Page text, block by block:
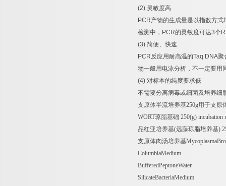
(2) 灵敏度高
PCR产物的生成量是以指数方式
检测中， PCR的灵敏度可达3个
(3) 简便、快速
PCR反应用耐高温的Taq DNA聚
物一般用电泳分析，不一定要用
(4) 对标本的纯度要求低
不需要分离病毒或细菌及培养细
支原体半流培养基250g用于支原
WORT琼脂基础 250(g) incubation
品红亚培养基(远藤琼脂培养基)
支原体肉汤培养基
ColumbiaMedium
BufferedPeptoneWater
SilicateBacteriaMedium